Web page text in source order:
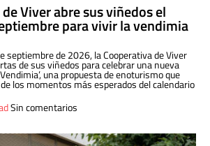
Viver abre sus viñedos el
para vivir la vendimia
septiembre de 2026, la Cooperativa de Viver
de sus viñedos para celebrar una nueva
una propuesta de enoturismo que
los momentos más esperados del calendario
Sin comentarios